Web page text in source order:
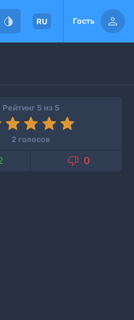
 RU Гость 
Рейтинг 5 из 5
2 голосов
 0